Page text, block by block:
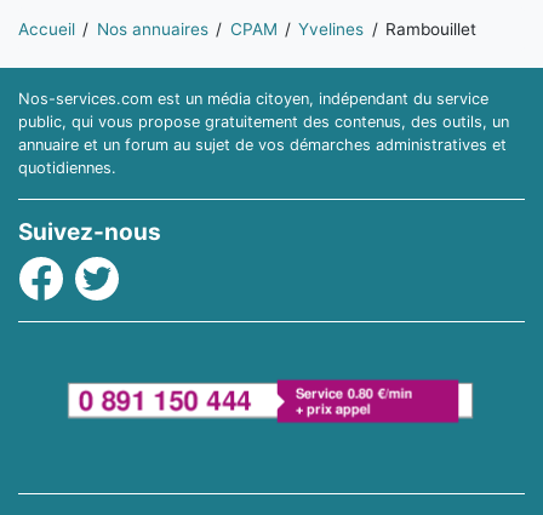
Vous êtes ici:
Accueil Nos annuaires CPAM Yvelines Rambouillet
Nos-services.com est un média citoyen, indépendant du service
public, qui vous propose gratuitement des contenus, des outils, un
annuaire et un forum au sujet de vos démarches administratives et
quotidiennes.
Suivez-nous
Facebook
Twitter